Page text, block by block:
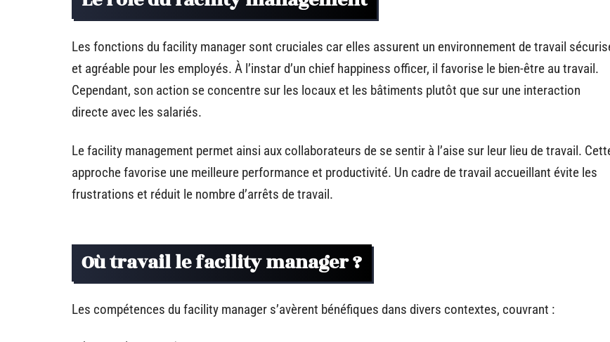
Les fonctions du facility manager sont cruciales car elles assurent un environnement de travail
et agréable pour les employés. À l’instar d’un chief happiness officer, il favorise le bien-être au travail.
Cependant, son action se concentre sur les locaux et les bâtiments plutôt que sur une interaction
directe avec les salariés.
Le facility management permet ainsi aux collaborateurs de se sentir à l’aise sur leur lieu de travail.
approche favorise une meilleure performance et productivité. Un cadre de travail accueillant évite les
frustrations et réduit le nombre d’arrêts de travail.
Où travail le facility manager ?
Les compétences du facility manager s’avèrent bénéfiques dans divers contextes, couvrant :